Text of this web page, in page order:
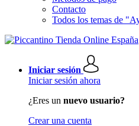
Contacto
Todos los temas de
Iniciar sesión
Iniciar sesión ahora
¿Eres un nuevo usuario?
Crear una cuenta